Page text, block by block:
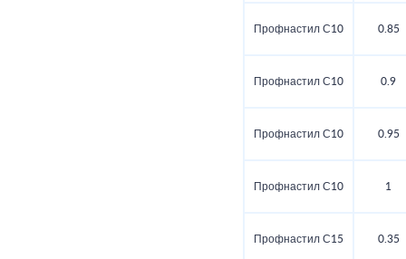
Профнастил С10 0.85
Профнастил С10 0.9
Профнастил С10 0.95
Профнастил С10 1
Профнастил С15 0.35